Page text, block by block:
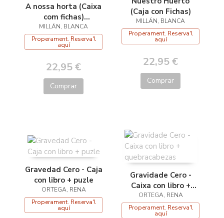
A nossa horta (Caixa
com fichas)
(Portugués)
MILLÁN, BLANCA
Properament. Reserva'l
aquí
22,95 €
Comprar
(Caja con Fichas)
MILLÁN, BLANCA
Properament. Reserva'l
aquí
22,95 €
Comprar
Gravedad Cero - Caja
con libro + puzle
ORTEGA, RENA
Properament. Reserva'l
aquí
Gravidade Cero -
Caixa con libro +
quebracabezas
ORTEGA, RENA
Properament. Reserva'l
aquí